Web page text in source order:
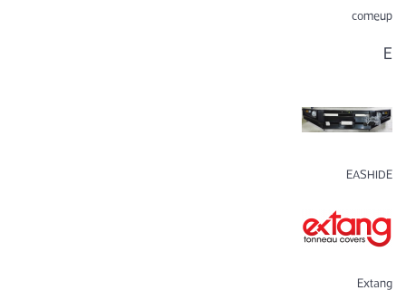
comeup
E
EASHIDE
Extang